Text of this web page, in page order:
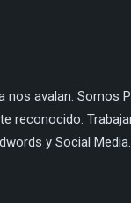
nos avalan. Somos
reconocido.
y Social Media.